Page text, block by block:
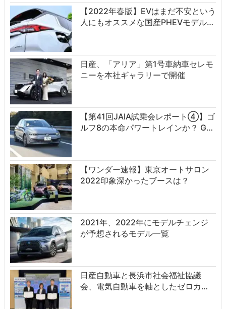
【2022年春版】EVはまだ不安という
人にもオススメな国産PHEVモデル…
日産、「アリア」第1号車納車セレモ
ニーを本社ギャラリーで開催
【第41回JAIA試乗会レポート④】ゴ
ルフ8の本命パワートレインか？ G…
【ワンダー速報】東京オートサロン
2022印象深かったブースは？
2021年、2022年にモデルチェンジ
が予想されるモデル一覧
日産自動車と長浜市社会福祉協議
会、電気自動車を軸としたゼロカ…